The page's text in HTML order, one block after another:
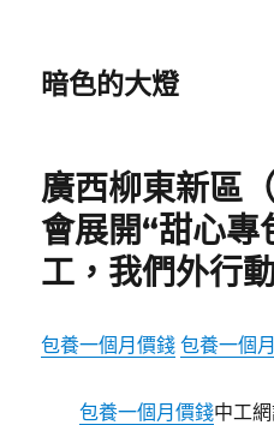
暗色的大燈
廣西柳東新區
會展開“甜心專
工，我們外行
包養一個月價錢 包養一個
包養一個月價錢中工